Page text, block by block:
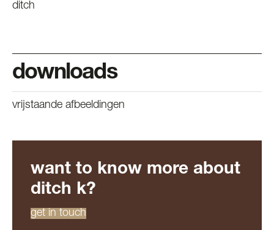
ditch
downloads
vrijstaande afbeeldingen
want to know more about
ditch k?
get in touch